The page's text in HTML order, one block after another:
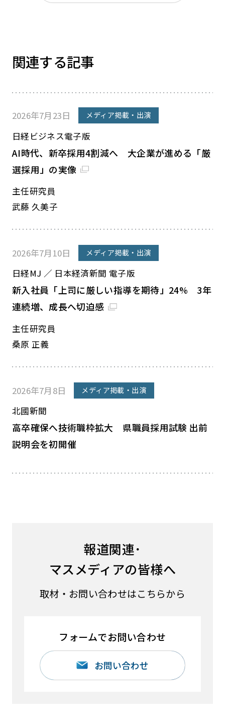
関連する記事
2026年7月23日 メディア掲載・出演
日経ビジネス電子版
AI時代、新卒採用4割減へ 大企業が進める「厳
選採用」の実像
主任研究員
武藤 久美子
2026年7月10日 メディア掲載・出演
日経MJ ／ 日本経済新聞 電子版
新入社員「上司に厳しい指導を期待」24% 3年
連続増、成長へ切迫感
主任研究員
桑原 正義
2026年7月8日 メディア掲載・出演
北國新聞
高卒確保へ技術職枠拡大 県職員採用試験 出前
説明会を初開催
報道関連･
マスメディアの皆様へ
取材・お問い合わせはこちらから
フォームでお問い合わせ
お問い合わせ